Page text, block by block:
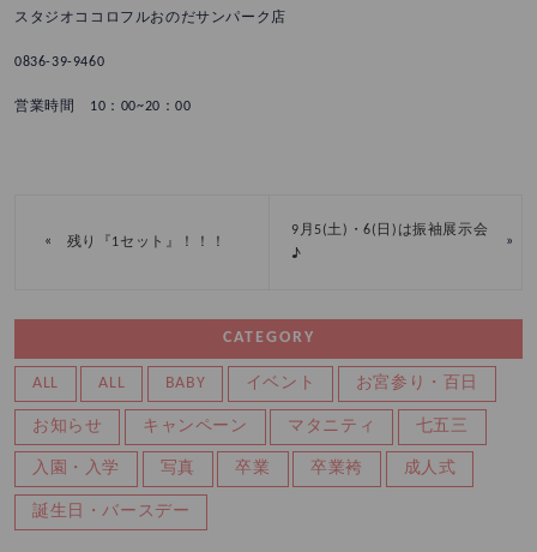
スタジオココロフルおのだサンパーク店
0836-39-9460
営業時間 10：00~20：00
« 残り『1セット』！！！
9月5(土)・6(日)は振袖展示会
♪
»
CATEGORY
ALL ALL BABY イベント お宮参り・百日
お知らせ キャンペーン マタニティ 七五三
入園・入学 写真 卒業 卒業袴 成人式
誕生日・バースデー